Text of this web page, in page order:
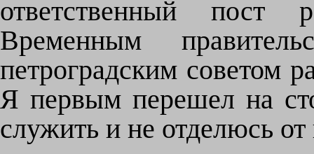
ответственный пост
Временным
петроградским советом
Я первым перешел на
служить и не отделюсь от